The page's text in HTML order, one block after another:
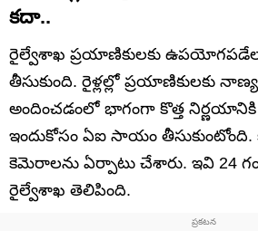
కదా..
రైల్వేశాఖ ప్రయాణికులకు
తీసుకుంది. రైళ్లల్లో ప్రయాణికులకు
అందించడంలో భాగంగా కొత్త
ఇందుకోసం ఏఐ సాయం తీసుకుంటోంది.
కెమెరాలను ఏర్పాటు చేశారు. ఇవి 24
రైల్వేశాఖ తెలిపింది.